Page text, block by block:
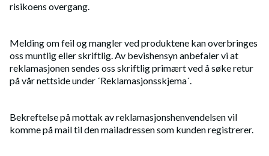
risikoens overgang.
Melding om feil og mangler ved produktene kan overbringes
oss muntlig eller skriftlig. Av bevishensyn anbefaler vi at
reklamasjonen sendes oss skriftlig primært ved å søke retur
på vår nettside under ´Reklamasjonsskjema´.
Bekreftelse på mottak av reklamasjonshenvendelsen vil
komme på mail til den mailadressen som kunden registrerer.